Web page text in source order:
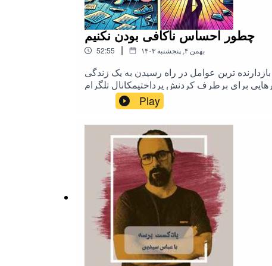
چطور احساس ناکافی بودن نکنیم
52:55 | ۱۴۰۳ بهمن ۴, پنجشنبه
ترین عوامل در راه رسیدن به یک زندگی
برای برطرف کردنش پرداختیمکانال تلگرام
Relations.2. Neff, K. D. (2003). Self-
E. P. (2011). Flourish: A Visionary New
Narcissism Epidemic: Living in the Age of
Play